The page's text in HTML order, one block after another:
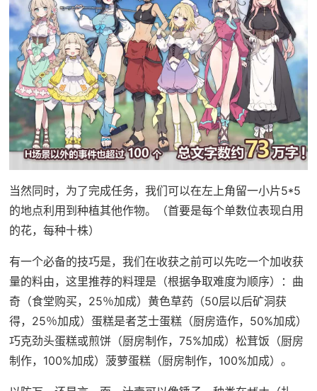
当然同时，为了完成任务，我们可以在左上角留一小片5*5
的地点利用到种植其他作物。（首要是每个单数位表现白用
的花，每种十株）
有一个必备的技巧是，我们在收获之前可以先吃一个加收获
量的料由，这里推荐的料理是（根据争取难度为顺序）：曲
奇（食堂购买，25％加成）黄色草药（50层以后矿洞获
得，25％加成）蛋糕是者芝士蛋糕（厨房造作，50%加成）
巧克劲头蛋糕或煎饼（厨房制作，75%加成）松茸饭（厨房
制作，100%加成）菠萝蛋糕（厨房制作，100%加成）。